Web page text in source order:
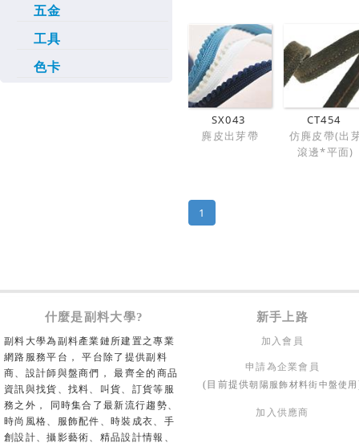
五金
工具
色卡
SX043
麂皮出芽帶
CT454
仿麂皮帶(出
滾邊*平面)
1
什麼是副料大學? 新手上路
副料大學為副料產業鏈所建置之專業
網路服務平台， 平台除了提供副料
商、設計師與盤商們， 最齊全的商品
資訊與找貨、找料、叫貨、訂貨等服
務之外， 同時集合了最新流行趨勢、
時尚風格、服飾配件、時裝成衣、手
創設計、攝影藝術、精品設計情報、
加入會員
申請為企業會員
(目前提供朝陽服飾材料街中盤使用
加入供應商